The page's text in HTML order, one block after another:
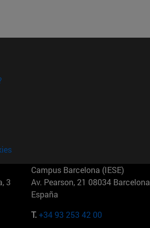
3
Campus Barcelona (IESE)
Av. Pearson, 21 08034 Barcelona
España
T.+34 93 253 42 00